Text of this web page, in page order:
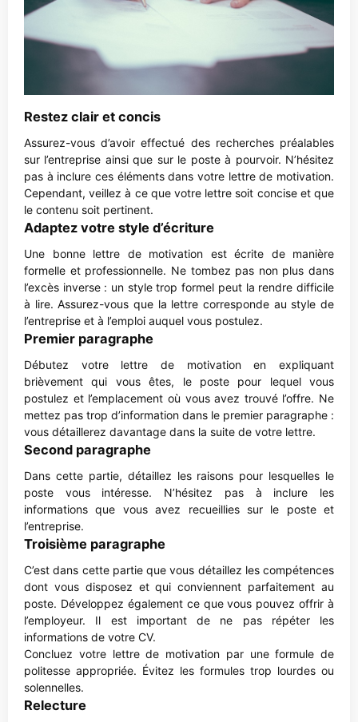
Restez clair et concis
Assurez-vous d’avoir effectué des recherches préalables
sur l’entreprise ainsi que sur le poste à pourvoir. N’hésitez
pas à inclure ces éléments dans votre lettre de motivation.
Cependant, veillez à ce que votre lettre soit concise et que
le contenu soit pertinent.
Adaptez votre style d’écriture
Une bonne lettre de motivation est écrite de manière
formelle et professionnelle. Ne tombez pas non plus dans
l’excès inverse : un style trop formel peut la rendre difficile
à lire. Assurez-vous que la lettre corresponde au style de
l’entreprise et à l’emploi auquel vous postulez.
Premier paragraphe
Débutez votre lettre de motivation en expliquant
brièvement qui vous êtes, le poste pour lequel vous
postulez et l’emplacement où vous avez trouvé l’offre. Ne
mettez pas trop d’information dans le premier paragraphe :
vous détaillerez davantage dans la suite de votre lettre.
Second paragraphe
Dans cette partie, détaillez les raisons pour lesquelles le
poste vous intéresse. N’hésitez pas à inclure les
informations que vous avez recueillies sur le poste et
l’entreprise.
Troisième paragraphe
C’est dans cette partie que vous détaillez les compétences
dont vous disposez et qui conviennent parfaitement au
poste. Développez également ce que vous pouvez offrir à
l’employeur. Il est important de ne pas répéter les
informations de votre CV.
Concluez votre lettre de motivation par une formule de
politesse appropriée. Évitez les formules trop lourdes ou
solennelles.
Relecture